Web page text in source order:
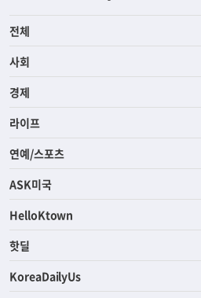
전체
사회
경제
라이프
연예/스포츠
ASK미국
HelloKtown
핫딜
KoreaDailyUs